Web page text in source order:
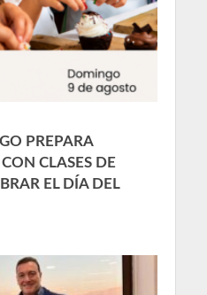
PREPARA
CLASES DE
EL DÍA DEL